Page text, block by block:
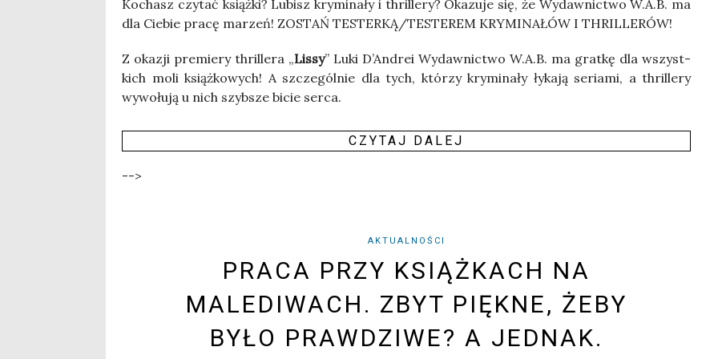
Kochasz czy­tać książ­ki? Lubisz kry­mi­na­ły i thril­le­ry? Oka­zu­je się, że Wydaw­nic­two W.A.B. ma
dla Cie­bie pra­cę marzeń! ZOSTAŃ TESTERKĄ/TESTEREM KRYMINAŁÓW I THRILLERÓW!
Z oka­zji pre­mie­ry thril­le­ra „Lis­sy” Luki D’Andrei Wydaw­nic­two W.A.B. ma grat­kę dla wszyst­
kich moli książ­ko­wych! A szcze­gól­nie dla tych, któ­rzy kry­mi­na­ły łyka­ją seria­mi, a thril­le­ry
wywo­łu­ją u nich szyb­sze bicie ser­ca.
CZY­TAJ DALEJ
-->
AKTUALNOŚCI
PRACA PRZY KSIĄŻKACH NA
MALEDIWACH. ZBYT PIĘKNE, ŻEBY
BYŁO PRAWDZIWE? A JEDNAK.